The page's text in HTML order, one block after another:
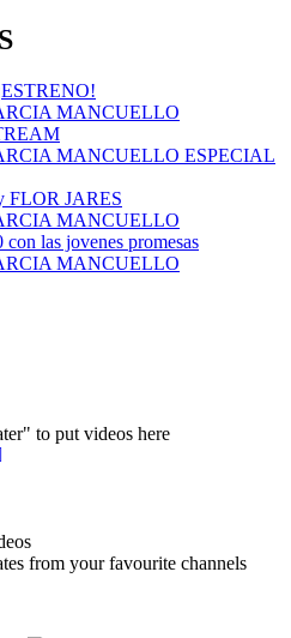
MANCUELLO
MANCUELLO ESPECIAL
JARES
MANCUELLO
las jovenes promesas
MANCUELLO
to put videos here
from your favourite channels